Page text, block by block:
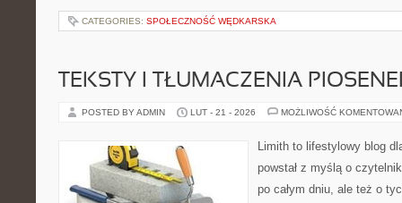
CATEGORIES: SPOŁECZNOŚĆ WĘDKARSKA
TEKSTY I TŁUMACZENIA
POSTED BY ADMIN LUT - 21 - 2026 MOŻLIWOŚĆ
Limith to lifestylowy blog
powstał z myślą o
po całym dniu, ale też o